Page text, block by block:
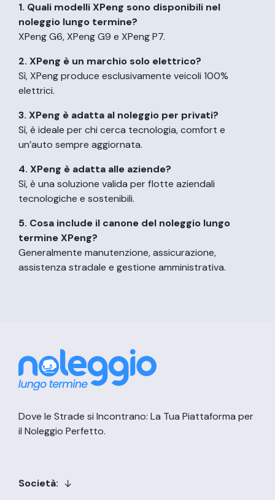
1. Quali modelli XPeng sono disponibili nel
noleggio lungo termine?
XPeng G6, XPeng G9 e XPeng P7.
2. XPeng è un marchio solo elettrico?
Sì, XPeng produce esclusivamente veicoli 100%
elettrici.
3. XPeng è adatta al noleggio per privati?
Sì, è ideale per chi cerca tecnologia, comfort e
un’auto sempre aggiornata.
4. XPeng è adatta alle aziende?
Sì, è una soluzione valida per flotte aziendali
tecnologiche e sostenibili.
5. Cosa include il canone del noleggio lungo
termine XPeng?
Generalmente manutenzione, assicurazione,
assistenza stradale e gestione amministrativa.
Dove le Strade si Incontrano: La Tua Piattaforma per
il Noleggio Perfetto.
Società: